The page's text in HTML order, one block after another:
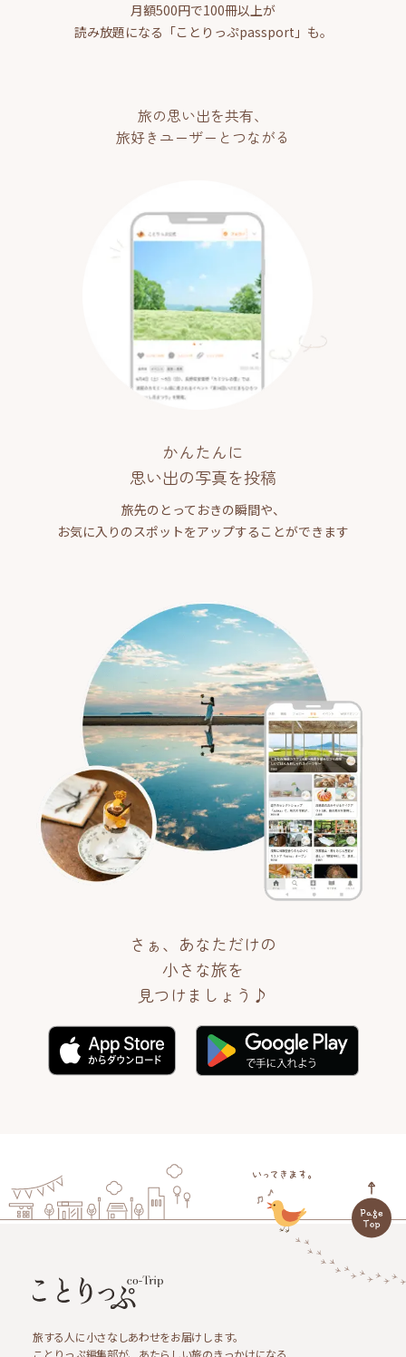
月額500円で100冊以上が
読み放題になる「ことりっぷpassport」も。
旅の思い出を共有、
旅好きユーザーとつながる
かんたんに
思い出の写真を投稿
旅先のとっておきの瞬間や、
お気に入りのスポットをアップすることができます
さぁ、あなただけの
小さな旅を
見つけましょう♪
旅する人に小さなしあわせをお届けします。